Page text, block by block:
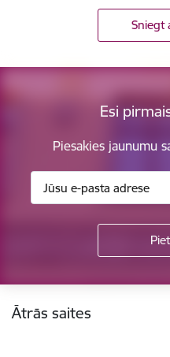
Sniegt
Esi
Piesakies jaunumu
Ātrās saites